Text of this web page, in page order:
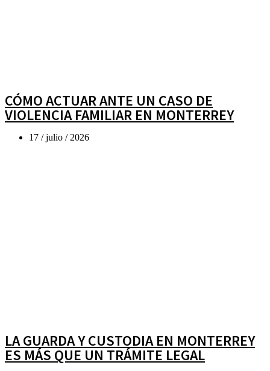
CÓMO ACTUAR ANTE UN CASO DE
VIOLENCIA FAMILIAR EN MONTERREY
17 / julio / 2026
LA GUARDA Y CUSTODIA EN MONTERREY
ES MÁS QUE UN TRÁMITE LEGAL